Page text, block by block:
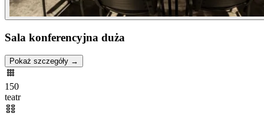
Sala konferencyjna duża
Pokaż szczegóły →
150
teatr